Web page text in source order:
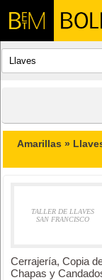
Amarillas »
TALLER DE LLAVES
SAN FRANCISCO
Cerrajería, Copia
Chapas y